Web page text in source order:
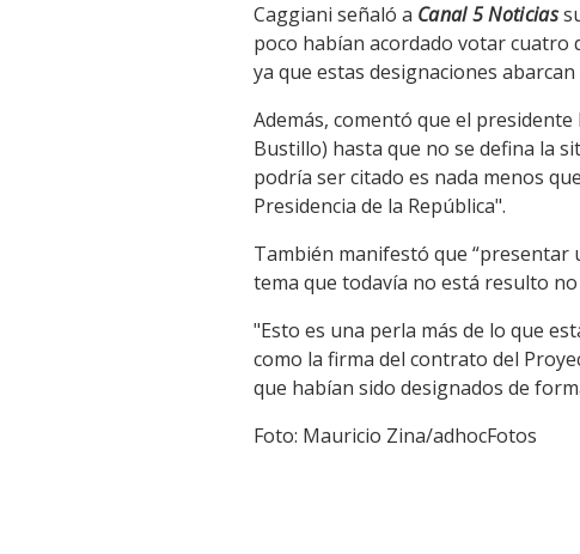
Caggiani señaló a Canal 5 Noticias
poco habían acordado votar cuatro
ya que estas designaciones
Además, comentó que el
Bustillo) hasta que no se defina la
podría ser citado es nada menos
Presidencia de la República".
También manifestó que “presentar
tema que todavía no está resulto
"Esto es una perla más de lo que
como la firma del contrato del
que habían sido designados de
Foto: Mauricio Zina/adhocFotos